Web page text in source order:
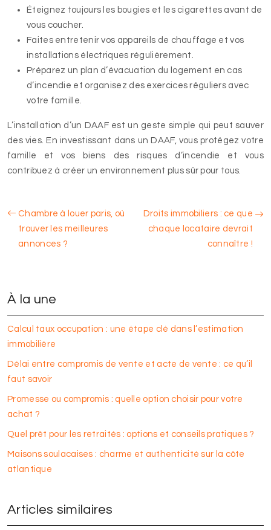
Éteignez toujours les bougies et les cigarettes avant de
vous coucher.
Faites entretenir vos appareils de chauffage et vos
installations électriques régulièrement.
Préparez un plan d’évacuation du logement en cas
d’incendie et organisez des exercices réguliers avec
votre famille.
L’installation d’un DAAF est un geste simple qui peut sauver
des vies. En investissant dans un DAAF, vous protégez votre
famille et vos biens des risques d’incendie et vous
contribuez à créer un environnement plus sûr pour tous.
Chambre à louer paris, où
trouver les meilleures
annonces ?
Droits immobiliers : ce que
chaque locataire devrait
connaître !
À la une
Calcul taux occupation : une étape clé dans l’estimation
immobilière
Délai entre compromis de vente et acte de vente : ce qu’il
faut savoir
Promesse ou compromis : quelle option choisir pour votre
achat ?
Quel prêt pour les retraités : options et conseils pratiques ?
Maisons soulacaises : charme et authenticité sur la côte
atlantique
Articles similaires